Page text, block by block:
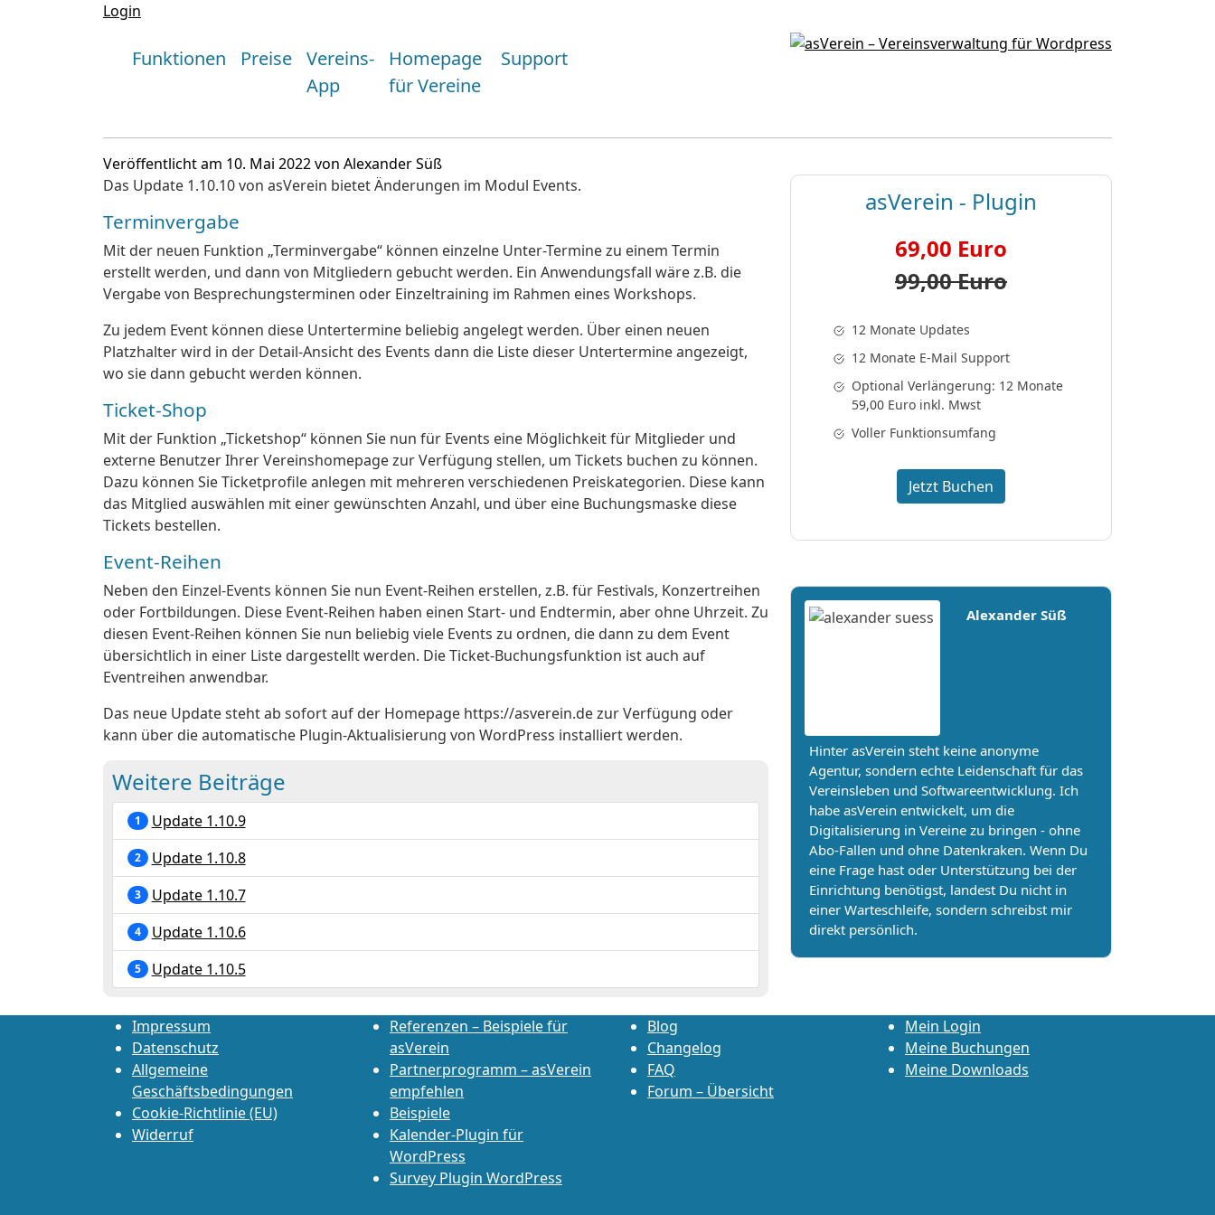
Login
Funktionen Preise Vereins-
App
Homepage
für Vereine
Support
Veröffentlicht am 10. Mai 2022 von Alexander Süß
Das Update 1.10.10 von asVerein bietet Änderungen im Modul Events.
Terminvergabe
Mit der neuen Funktion „Terminvergabe“ können einzelne Unter-Termine zu einem Termin
erstellt werden, und dann von Mitgliedern gebucht werden. Ein Anwendungsfall wäre z.B. die
Vergabe von Besprechungsterminen oder Einzeltraining im Rahmen eines Workshops.
Zu jedem Event können diese Untertermine beliebig angelegt werden. Über einen neuen
Platzhalter wird in der Detail-Ansicht des Events dann die Liste dieser Untertermine angezeigt,
wo sie dann gebucht werden können.
Ticket-Shop
Mit der Funktion „Ticketshop“ können Sie nun für Events eine Möglichkeit für Mitglieder und
externe Benutzer Ihrer Vereinshomepage zur Verfügung stellen, um Tickets buchen zu können.
Dazu können Sie Ticketprofile anlegen mit mehreren verschiedenen Preiskategorien. Diese kann
das Mitglied auswählen mit einer gewünschten Anzahl, und über eine Buchungsmaske diese
Tickets bestellen.
Event-Reihen
Neben den Einzel-Events können Sie nun Event-Reihen erstellen, z.B. für Festivals, Konzertreihen
oder Fortbildungen. Diese Event-Reihen haben einen Start- und Endtermin, aber ohne Uhrzeit. Zu
diesen Event-Reihen können Sie nun beliebig viele Events zu ordnen, die dann zu dem Event
übersichtlich in einer Liste dargestellt werden. Die Ticket-Buchungsfunktion ist auch auf
Eventreihen anwendbar.
Das neue Update steht ab sofort auf der Homepage https://asverein.de zur Verfügung oder
kann über die automatische Plugin-Aktualisierung von WordPress installiert werden.
Weitere Beiträge
1 Update 1.10.9
2 Update 1.10.8
3 Update 1.10.7
4 Update 1.10.6
5 Update 1.10.5
asVerein - Plugin
69,00 Euro
99,00 Euro
12 Monate Updates
12 Monate E-Mail Support
Optional Verlängerung: 12 Monate
59,00 Euro inkl. Mwst
Voller Funktionsumfang
Jetzt Buchen
Alexander Süß
Hinter asVerein steht keine anonyme
Agentur, sondern echte Leidenschaft für das
Vereinsleben und Softwareentwicklung. Ich
habe asVerein entwickelt, um die
Digitalisierung in Vereine zu bringen - ohne
Abo-Fallen und ohne Datenkraken. Wenn Du
eine Frage hast oder Unterstützung bei der
Einrichtung benötigst, landest Du nicht in
einer Warteschleife, sondern schreibst mir
direkt persönlich.
Impressum
Datenschutz
Allgemeine
Geschäftsbedingungen
Cookie-Richtlinie (EU)
Widerruf
Referenzen – Beispiele für
asVerein
Partnerprogramm – asVerein
empfehlen
Beispiele
Kalender-Plugin für
WordPress
Survey Plugin WordPress
Blog
Changelog
FAQ
Forum – Übersicht
Mein Login
Meine Buchungen
Meine Downloads